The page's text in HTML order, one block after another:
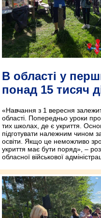
В області у
понад 15 тисяч
«Навчання з 1 вересня
області. Попередньо уроки
тих школах, де є укриття.
підготувати належним чином
освіти. Якщо це неможливо
укриття має бути поряд», –
обласної військової